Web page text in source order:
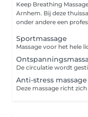
Keep Breathing
Arnhem. Bij deze
onder andere een
Sportmassage
Anti-stress massage